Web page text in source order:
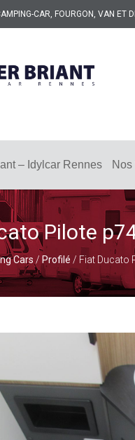
CAR, FOURGON, VAN ET
– Idylcar Rennes
Pilote
Cars / Profilé / Fiat Ducato